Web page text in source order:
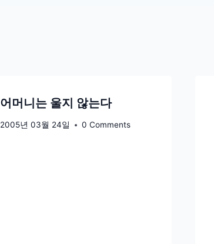
어머니는 울지 않는다
2005년 03월 24일 0 Comments